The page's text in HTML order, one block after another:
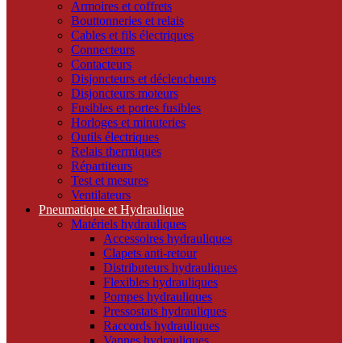
Armoires et coffrets
Bouttonneries et relais
Cables et fils électriques
Connecteurs
Contacteurs
Disjoncteurs et déclencheurs
Disjoncteurs moteurs
Fusibles et portes fusibles
Horloges et minuteries
Outils électriques
Relais thermiques
Répartiteurs
Test et mesures
Ventilateurs
Pneumatique et Hydraulique
Matériels hydrauliques
Accessoires hydrauliques
Clapets anti-retour
Distributeurs hydrauliques
Flexibles hydrauliques
Pompes hydrauliques
Pressostats hydrauliques
Raccords hydrauliques